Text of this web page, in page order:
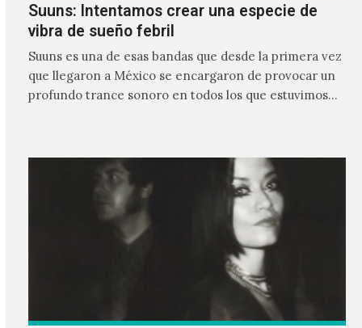
Suuns: Intentamos crear una especie de
vibra de sueño febril
Suuns es una de esas bandas que desde la primera vez
que llegaron a México se encargaron de provocar un
profundo trance sonoro en todos los que estuvimos